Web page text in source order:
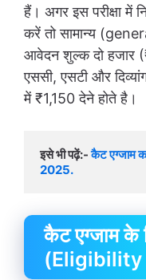
हैं। अगर इस परीक्षा में
करें तो सामान्य
आवेदन शुल्क दो हजार
एससी, एसटी और
में ₹1,150 देने होते है।
इसे भी पढ़ें:- कैट एग्जाम
2025.
कैट एग्जाम के